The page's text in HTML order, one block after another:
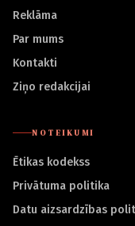
Reklāma
Par mums
Kontakti
Ziņo redakcijai
NOTEIKUMI
Ētikas kodekss
Privātuma politika
Datu aizsardzības